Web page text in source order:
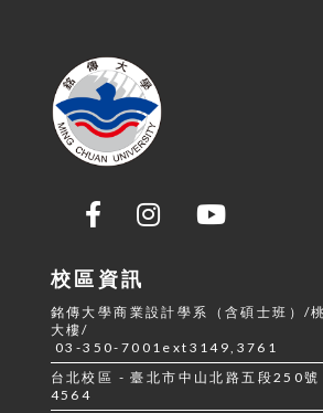
校區資訊
銘傳大學商業設計學系（含碩士班）/
大樓/
03-350-7001ext3149,3761
台北校區 - 臺北市中山北路五段250
4564